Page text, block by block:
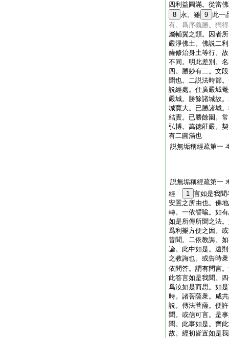
四利益圓滿。從當
8 永。雖 9 此一
有。爲序義勝。獨
屬輔翼之類。因者
嚴淨佛土。佛説二
薩修治身土等行。
不同。明此差別。
四。勝妙有二。文
聞也。二説法時節
説經處。住廣嚴城
嚴城。勝餘諸城故
城寛大。已勝諸城
結實。已勝餘園。
弘博。萬徳莊嚴。
有二圓滿也
説無垢稱經疏第一
説無垢稱經疏第一
經 1 言如是我聞
安置之所由也。佛
轉。一依譬喩。如
如是所傳所聞之法
爲利樂方便之因。
昔聞。二依教誨。
論。此中如是。遠
之教誨也。或告時
依問答。謂有問言
此答言如是我聞。
爲汝如是而思。如
時。諸菩薩衆。咸
説。傳法菩薩。便
聞。或信可言。是
聞。此事如是。齊
故。經初皆置如是